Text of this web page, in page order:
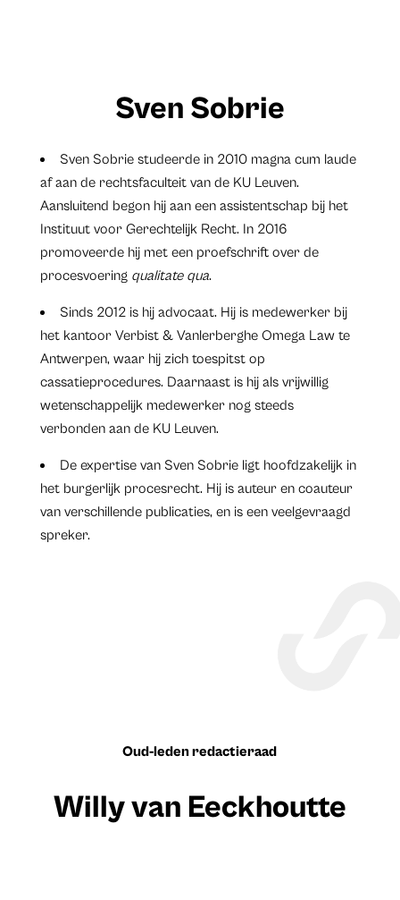
Sven Sobrie
Sven Sobrie studeerde in 2010 magna cum laude
af aan de rechtsfaculteit van de KU Leuven.
Aansluitend begon hij aan een assistentschap bij het
Instituut voor Gerechtelijk Recht. In 2016
promoveerde hij met een proefschrift over de
procesvoering qualitate qua.
Sinds 2012 is hij advocaat. Hij is medewerker bij
het kantoor Verbist & Vanlerberghe Omega Law te
Antwerpen, waar hij zich toespitst op
cassatieprocedures. Daarnaast is hij als vrijwillig
wetenschappelijk medewerker nog steeds
verbonden aan de KU Leuven.
De expertise van Sven Sobrie ligt hoofdzakelijk in
het burgerlijk procesrecht. Hij is auteur en coauteur
van verschillende publicaties, en is een veelgevraagd
spreker.
Oud-leden redactieraad
Willy van Eeckhoutte